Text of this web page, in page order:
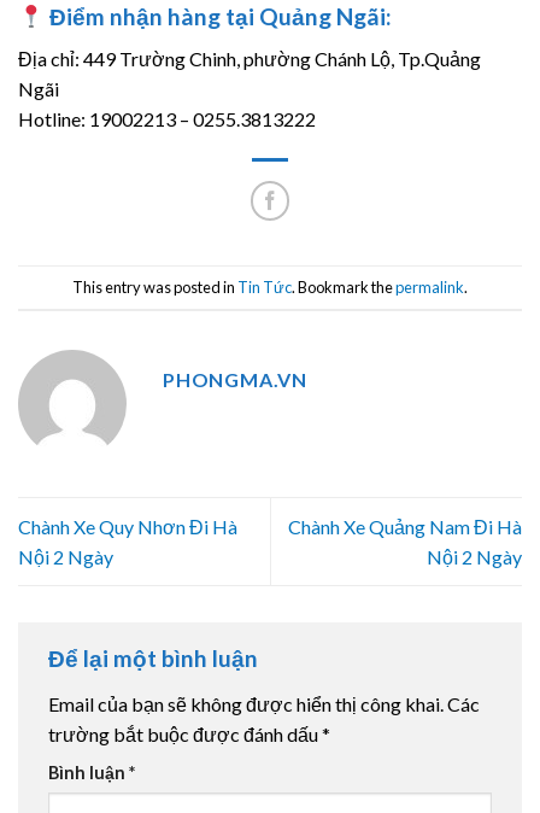
Điểm nhận hàng tại Quảng Ngãi:
Địa chỉ: 449 Trường Chinh, phường Chánh Lộ, Tp.Quảng
Ngãi
Hotline: 19002213 – 0255.3813222
This entry was posted in Tin Tức. Bookmark thepermalink.
PHONGMA.VN
Chành Xe Quy Nhơn Đi Hà
Nội 2 Ngày
Chành Xe Quảng Nam Đi Hà
Nội 2 Ngày
Để lại một bình luận
Email của bạn sẽ không được hiển thị công khai. Các
trường bắt buộc được đánh dấu*
Bình luận *